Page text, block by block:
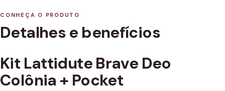
CONHEÇA O PRODUTO
Detalhes e benefícios
Kit Lattidute Brave Deo
Colônia + Pocket